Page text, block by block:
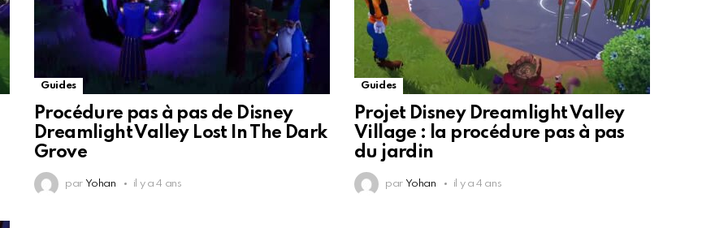
Guides
Procédure pas à pas de Disney
Dreamlight Valley Lost In The Dark
Grove
par Yohan il y a 4 ans
Guides
Projet Disney Dreamlight Valley
Village : la procédure pas à pas
du jardin
par Yohan il y a 4 ans